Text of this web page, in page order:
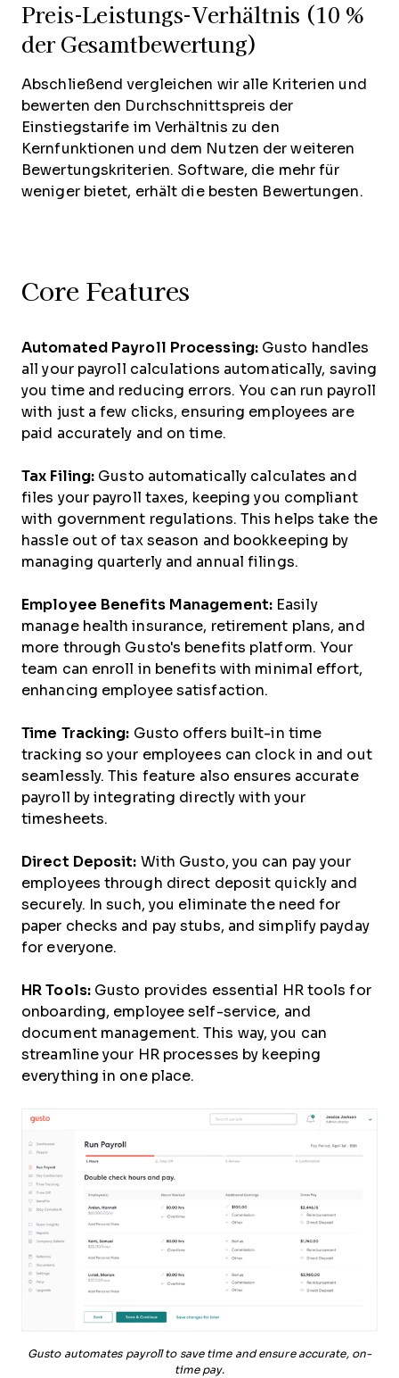
Preis-Leistungs-Verhältnis (10 %
der Gesamtbewertung)
Abschließend vergleichen wir alle Kriterien und
bewerten den Durchschnittspreis der
Einstiegstarife im Verhältnis zu den
Kernfunktionen und dem Nutzen der weiteren
Bewertungskriterien. Software, die mehr für
weniger bietet, erhält die besten Bewertungen.
Core Features
Automated Payroll Processing:Gusto handles
all your payroll calculations automatically, saving
you time and reducing errors. You can run payroll
with just a few clicks, ensuring employees are
paid accurately and on time.
Tax Filing: Gusto automatically calculates and
files your payroll taxes, keeping you compliant
with government regulations. This helps take the
hassle out of tax season and bookkeeping by
managing quarterly and annual filings.
Employee Benefits Management:Easily
manage health insurance, retirement plans, and
more through Gusto's benefits platform. Your
team can enroll in benefits with minimal effort,
enhancing employee satisfaction.
Time Tracking: Gusto offers built-in time
tracking so your employees can clock in and out
seamlessly. This feature also ensures accurate
payroll by integrating directly with your
timesheets.
Direct Deposit: With Gusto, you can pay your
employees through direct deposit quickly and
securely. In such, you eliminate the need for
paper checks and pay stubs, and simplify payday
for everyone.
HR Tools:Gusto provides essential HR tools for
onboarding, employee self-service, and
document management. This way, you can
streamline your HR processes by keeping
everything in one place.
Gusto automates payroll to save time and ensure accurate, on-
time pay.